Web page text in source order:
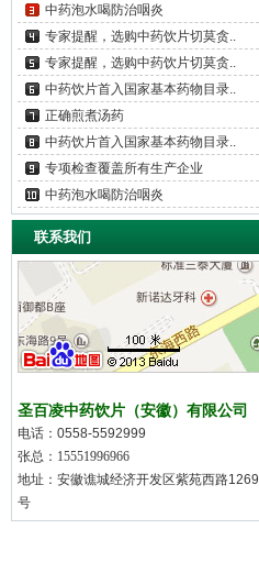
中药泡水喝防治咽炎
专家提醒，选购中药饮片切莫贪..
专家提醒，选购中药饮片切莫贪..
中药饮片首入国家基本药物目录..
正确煎煮汤药
中药饮片首入国家基本药物目录..
专项检查覆盖所有生产企业
中药泡水喝防治咽炎
联系我们
圣百凌中药饮片（安徽）有限公司
电话： 0558-5592999
张总：15551996966
地址： 安徽谯城经济开发区紫苑西路1269
号